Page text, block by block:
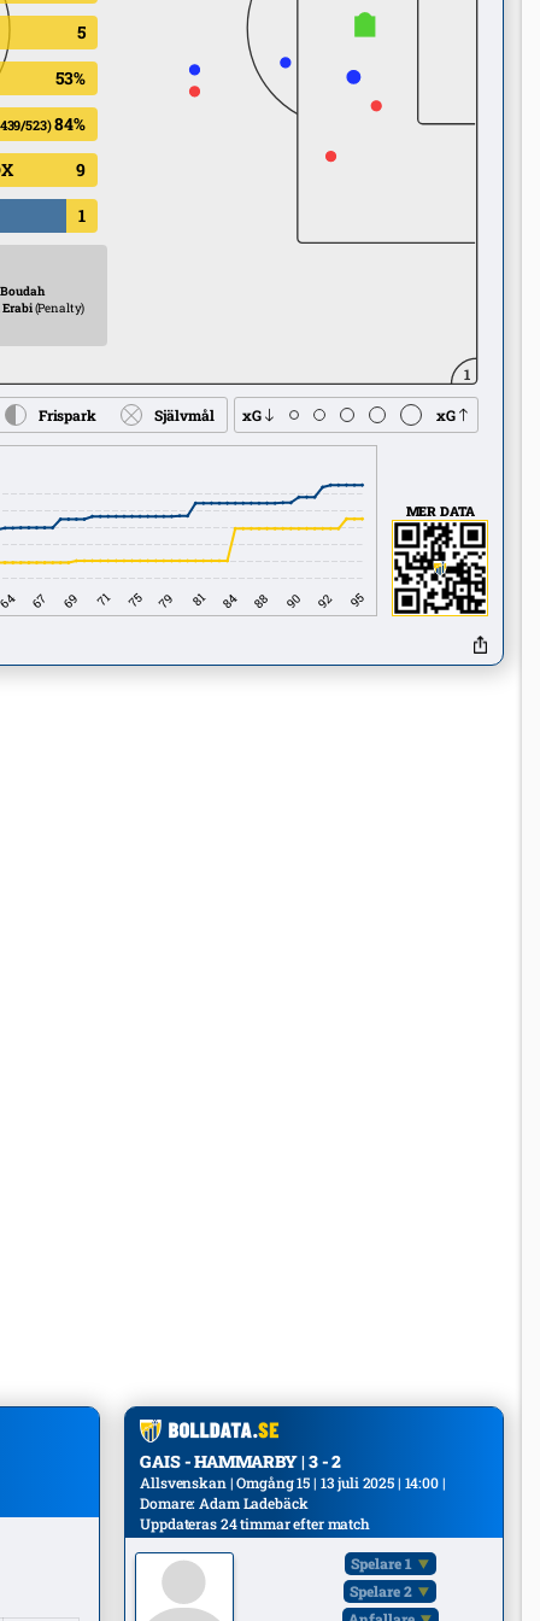
5
53%
523)84%
9
1
Erabi(Penalty)
1
Frispark Självmål xG xG
MER DATA
GAIS - HAMMARBY | 3 - 2
Allsvenskan | Omgång 15 | 13 juli 2025 | 14:00 |
Domare: Adam Ladebäck
Uppdateras 24 timmar efter match
Spelare 1
Spelare 2